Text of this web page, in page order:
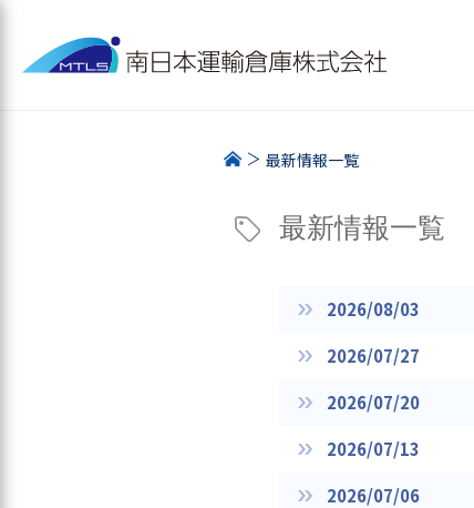
最新情報一覧
最新情報一覧
2026/08/03
2026/07/27
2026/07/20
2026/07/13
2026/07/06